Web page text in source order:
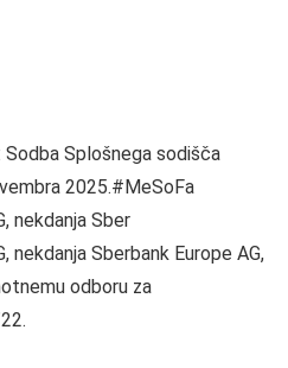
Splošnega sodišča
2025.#MeSoFa
nekdanja Sber
nekdanja Sberbank Europe AG,
odboru za